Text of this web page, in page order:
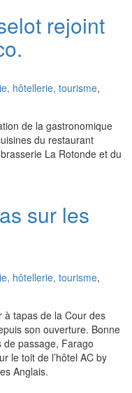
rejoint
hôtellerie, tourisme,
de la gastronomique
du restaurant
La Rotonde et du
sur les
hôtellerie, tourisme,
tapas de la Cour des
son ouverture. Bonne
de passage, Farago
le toit de l’hôtel AC by
Anglais.